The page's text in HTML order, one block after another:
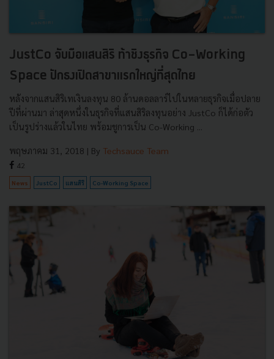
JustCo จับมือแสนสิริ ท้าชิงธุรกิจ Co-Working
Space ปักธงเปิดสาขาแรกใหญ่ที่สุดไทย
หลังจากแสนสิริเทเงินลงทุน 80 ล้านดอลลาร์ไปในหลายธุรกิจเมื่อปลาย
ปีที่ผ่านมา ล่าสุดหนึ่งในธุรกิจที่แสนสิริลงทุนอย่าง JustCo ก็ได้ก่อตัว
เป็นรูปร่างแล้วในไทย พร้อมชูการเป็น Co-Working ...
พฤษภาคม 31, 2018 | By Techsauce Team
42
News JustCo แสนสิริ Co-Working Space